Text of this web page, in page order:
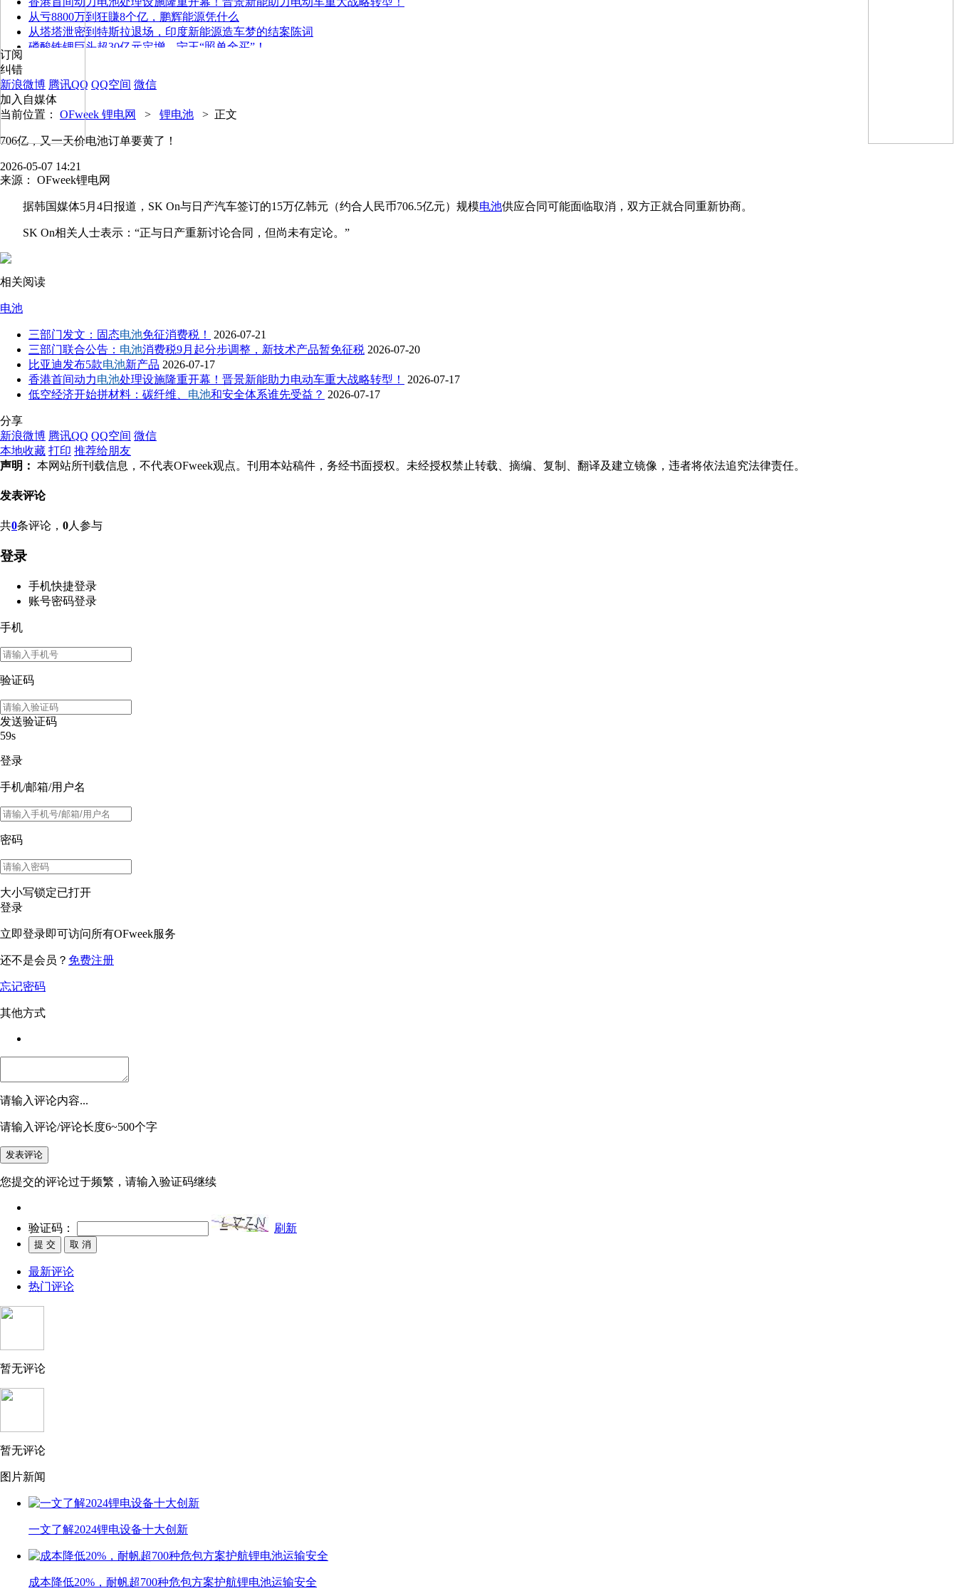
从亏8800万到狂賺8个亿，鹏辉能源凭什么
从塔塔泄密到特斯拉退场，印度新能源造车梦的结案陈词
磷酸铁锂巨头超30亿元定增，宁王“照单全买”！
订阅
纠错
新浪微博 腾讯QQ QQ空间 微信
加入自媒体
当前位置： OFweek 锂电网 > 锂电池 > 正文
706亿，又一天价电池订单要黄了！
2026-05-07 14:21
来源：
OFweek锂电网
据韩国媒体5月4日报道，SK On与日产汽车签订的15万亿韩元（约合人民币706.5亿元）规模电池供应合同可能面临取消，双方正就合同重新协商。
SK On相关人士表示：“正与日产重新讨论合同，但尚未有定论。”
相关阅读
电池
三部门发文：固态电池免征消费税！
2026-07-21
三部门联合公告： 电池消费税9月起分步调整，新技术产品暂免征税 2026-07-20
比亚迪发布5款电池新产品 2026-07-17
香港首间动力电池处理设施隆重开幕！晋景新能助力电动车重大战略转型！
2026-07-17
低空经济开始拼材料：碳纤维、 电池和安全体系谁先受益？ 2026-07-17
分享
新浪微博 腾讯QQ QQ空间 微信
本地收藏 打印 推荐给朋友
声明： 本网站所刊载信息，不代表OFweek观点。刊用本站稿件，务经书面授权。未经授权禁止转载、摘编、复制、翻译及建立镜像，违者将依法追究法律责任。
发表评论
共0条评论， 0人参与
登录
手机快捷登录
账号密码登录
手机
验证码
发送验证码
59s
登录
手机/邮箱/用户名
密码
大小写锁定已打开
登录
立即登录即可访问所有OFweek服务
还不是会员？ 免费注册
忘记密码
其他方式
请输入评论内容...
请输入评论/评论长度6~500个字
您提交的评论过于频繁，请输入验证码继续
验证码： 刷新
最新评论
热门评论
暂无评论
暂无评论
图片新闻
一文了解2024锂电设备十大创新
成本降低20%，耐帆超700种危包方案护航锂电池运输安全